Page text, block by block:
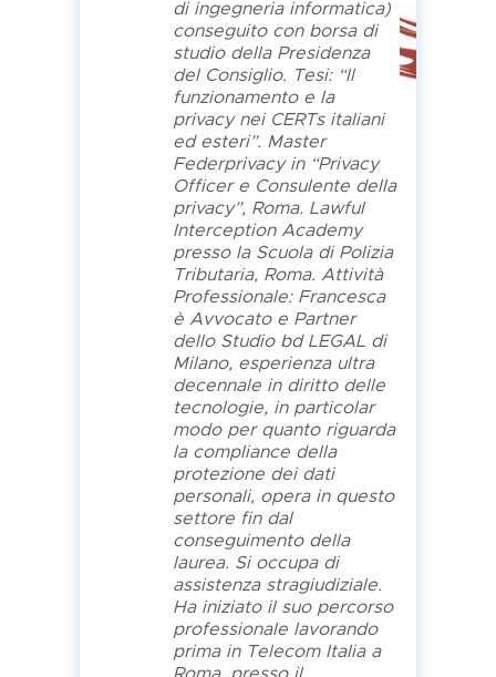
di ingegneria informatica)
conseguito con borsa di
studio della Presidenza
del Consiglio. Tesi: “Il
funzionamento e la
privacy nei CERTs italiani
ed esteri”. Master
Federprivacy in “Privacy
Officer e Consulente della
privacy”, Roma. Lawful
Interception Academy
presso la Scuola di Polizia
Tributaria, Roma. Attività
Professionale: Francesca
è Avvocato e Partner
dello Studio bd LEGAL di
Milano, esperienza ultra
decennale in diritto delle
tecnologie, in particolar
modo per quanto riguarda
la compliance della
protezione dei dati
personali, opera in questo
settore fin dal
conseguimento della
laurea. Si occupa di
assistenza stragiudiziale.
Ha iniziato il suo percorso
professionale lavorando
prima in Telecom Italia a